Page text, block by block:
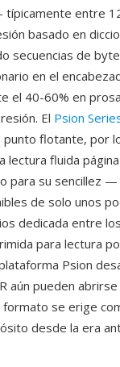
entre
basado en
secuencias de
en el
el 40-60% en
El Psion
punto flotante, por
lectura fluida
para su sencillez
de solo unos
dedicada entre
para lectura
Psion
aún pueden
se erige
desde la era